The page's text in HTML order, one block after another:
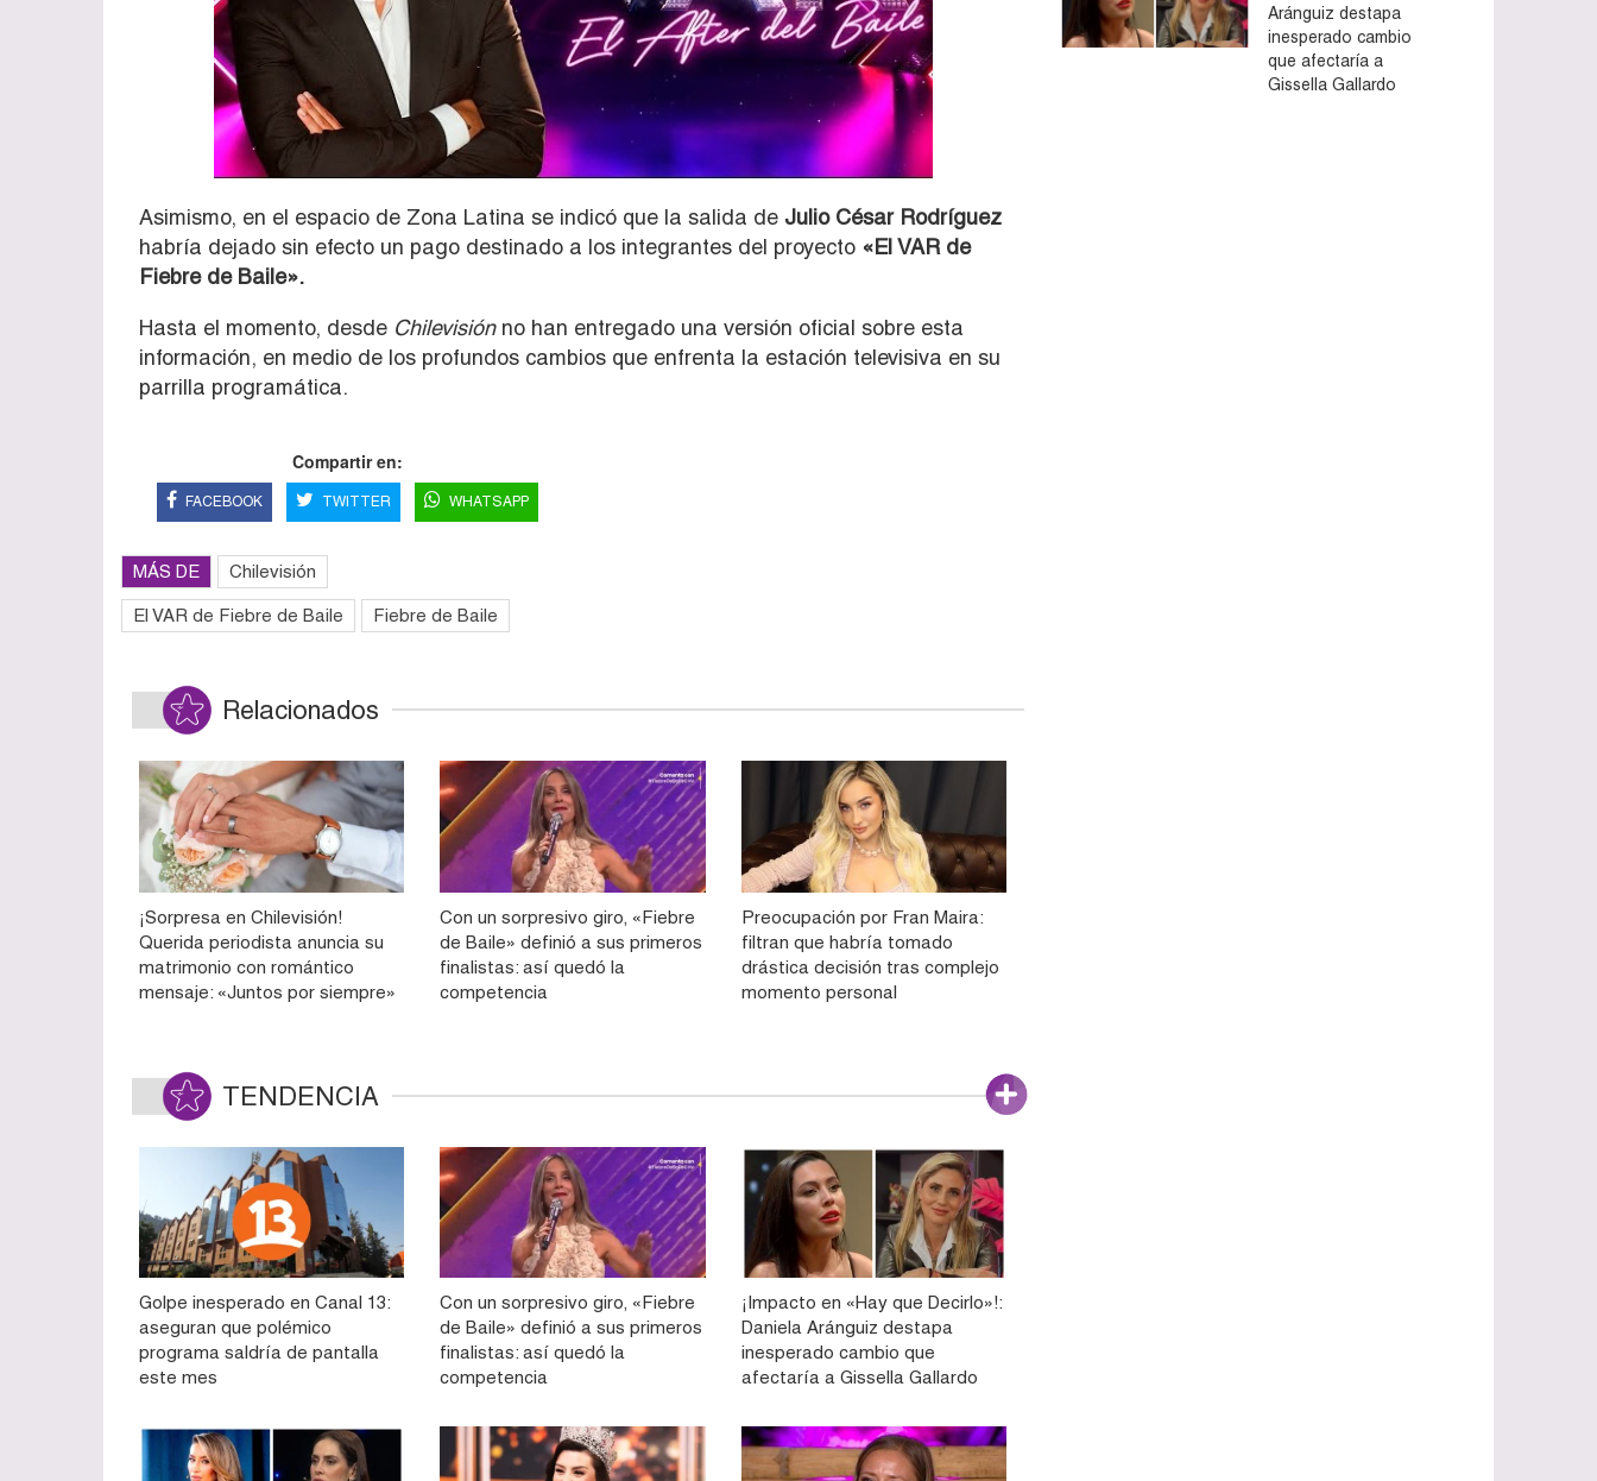
Asimismo, en el espacio de Zona Latina se indicó que la salida de Julio César Rodríguez
habría dejado sin efecto un pago destinado a los integrantes del proyecto «El VAR de
Fiebre de Baile».
Hasta el momento, desde Chilevisiónno han entregado una versión oficial sobre esta
información, en medio de los profundos cambios que enfrenta la estación televisiva en su
parrilla programática.
Compartir en:
FACEBOOK TWITTER WHATSAPP
MÁS DE Chilevisión
El VAR de Fiebre de Baile Fiebre de Baile
Relacionados
¡Sorpresa en Chilevisión!
Querida periodista anuncia su
matrimonio con romántico
mensaje: «Juntos por siempre»
Con un sorpresivo giro, «Fiebre
de Baile» definió a sus primeros
finalistas: así quedó la
competencia
Preocupación por Fran Maira:
filtran que habría tomado
drástica decisión tras complejo
momento personal
TENDENCIA
Golpe inesperado en Canal 13:
aseguran que polémico
programa saldría de pantalla
este mes
Con un sorpresivo giro, «Fiebre
de Baile» definió a sus primeros
finalistas: así quedó la
competencia
¡Impacto en «Hay que Decirlo»!:
Daniela Aránguiz destapa
inesperado cambio que
afectaría a Gissella Gallardo
Aránguiz destapa
inesperado cambio
que afectaría a
Gissella Gallardo